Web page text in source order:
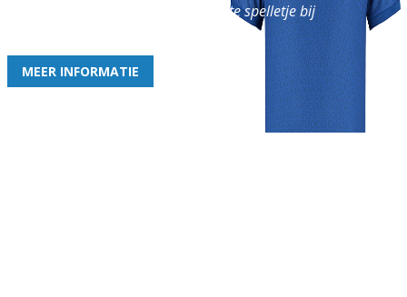
en geniet iedere week van het leukste spelletje bij
MEER INFORMATIE